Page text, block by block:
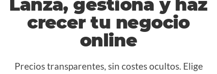
Lanza, gestiona y haz
crecer tu negocio
online
Precios transparentes, sin costes ocultos. Elige